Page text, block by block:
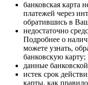
банковская карта
платежей через
обратившись в
недостаточно
Подробнее о
можете узнать,
банковскую карту;
данные
истек срок
карты, как